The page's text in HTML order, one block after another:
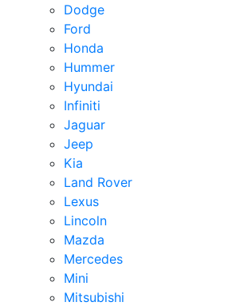
Dodge
Ford
Honda
Hummer
Hyundai
Infiniti
Jaguar
Jeep
Kia
Land Rover
Lexus
Lincoln
Mazda
Mercedes
Mini
Mitsubishi